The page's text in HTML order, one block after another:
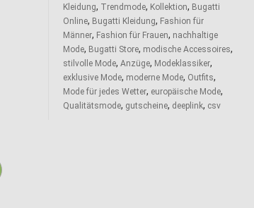
Kleidung, Trendmode, Kollektion, Bugatti
Online, Bugatti Kleidung, Fashion für
Männer, Fashion für Frauen, nachhaltige
Mode, Bugatti Store, modische Accessoires,
stilvolle Mode, Anzüge, Modeklassiker,
exklusive Mode, moderne Mode, Outfits,
Mode für jedes Wetter, europäische Mode,
Qualitätsmode, gutscheine, deeplink, csv